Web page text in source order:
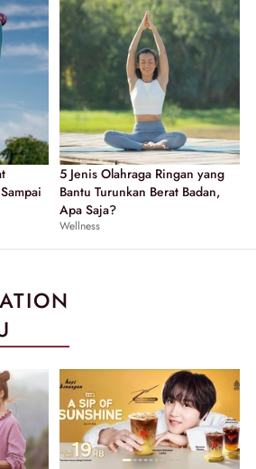
5 Jenis Olahraga Ringan yang
Bantu Turunkan Berat Badan,
Apa Saja?
Wellness